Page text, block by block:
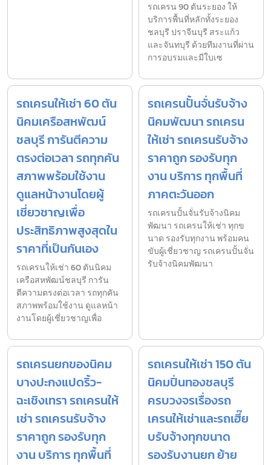
รถเครน 90 ตันระยอง ให้
บริการพื้นที่หลักทั้งระยอง
ชลบุรี ปราจีนบุรี สระแก้ว
และจันทบุรี ด้วยทีมงานที่ผ่าน
การอบรมและมีใบเซ
รถเครนให้เช่า 60 ตัน
นิคมเครือสหพัฒน์
ชลบุรี การันตีความ
ตรงต่อเวลา รถทุกคัน
สภาพพร้อมใช้งาน
ดูแลหน้างานโดยผู้
เชี่ยวชาญเพื่อ
ประสิทธิภาพสูงสุดใน
ราคาที่เป็นกันเอง
รถเครนให้เช่า 60 ตันนิคม
เครือสหพัฒน์ชลบุรี การัน
ตีความตรงต่อเวลา รถทุกคัน
สภาพพร้อมใช้งาน ดูแลหน้า
งานโดยผู้เชี่ยวชาญเพื่อ
รถเครนปั้นจั่นรับจ้าง
นิคมพัฒนา รถเครน
ให้เช่า รถเครนรับจ้าง
ราคาถูก รองรับทุก
งาน บริการ ทุกพื้นที่
ภาคตะวันออก
รถเครนปั้นจั่นรับจ้างนิคม
พัฒนา รถเครนให้เช่า ทุกข
นาด รองรับทุกงาน พร้อมคน
ขับผู้เชี่ยวชาญ รถเครนปั้นจั่น
รับจ้างนิคมพัฒนา
รถเครนยกของนิคม
บางปะกงแปดริ้ว-
ฉะเชิงเทรา รถเครนให้
เช่า รถเครนรับจ้าง
ราคาถูก รองรับทุก
งาน บริการ ทุกพื้นที่
รถเครนให้เช่า 150 ตัน
นิคมปิ่นทองชลบุรี
ครบวงจรเรื่องรถ
เครนให้เช่าและรถเฮี๊ย
บรับจ้างทุกขนาด
รองรับงานยก ย้าย